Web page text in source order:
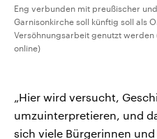
Eng verbunden mit preußischer
Garnisonkirche soll künftig soll als
Versöhnungsarbeit genutzt
online)
„Hier wird versucht,
umzuinterpretieren, und
sich viele Bürgerinnen